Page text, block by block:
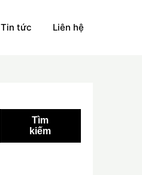
Tin tức Liên hệ
Tìm
kiếm